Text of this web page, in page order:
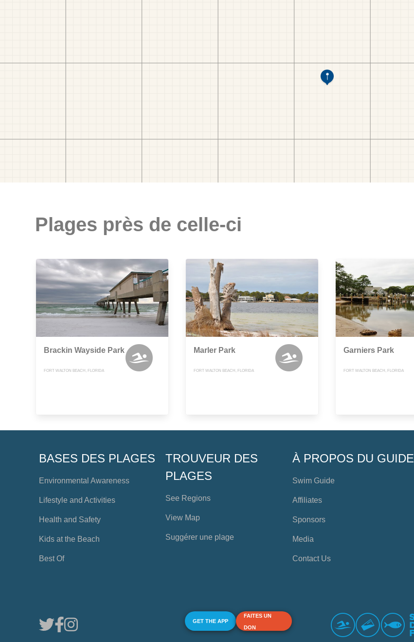
Plages près de celle-ci
Brackin Wayside Park
FORT WALTON BEACH, FLORIDA
Marler Park
FORT WALTON BEACH, FLORIDA
Garniers Park
FORT WALTON BEACH, FLORIDA
BASES DES PLAGES
Environmental Awareness
Lifestyle and Activities
Health and Safety
Kids at the Beach
Best Of
TROUVEUR DES
PLAGES
See Regions
View Map
Suggérer une plage
À PROPOS DU GUIDE
Swim Guide
Affiliates
Sponsors
Media
Contact Us
GET THE APP
FAITES UN
DON